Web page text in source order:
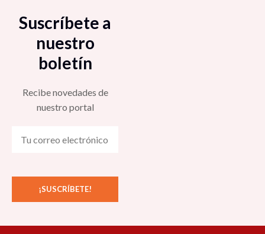
Suscríbete a
nuestro
boletín
Recibe novedades de
nuestro portal